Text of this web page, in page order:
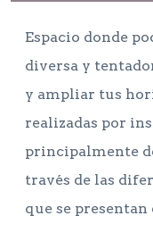
Espacio donde
diversa y
y ampliar tus
realizadas por
principalmente
través de las
que se